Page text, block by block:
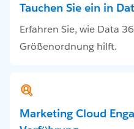
Tauchen Sie ein in
Erfahren Sie, wie Data
Größenordnung hilft.
Marketing Cloud